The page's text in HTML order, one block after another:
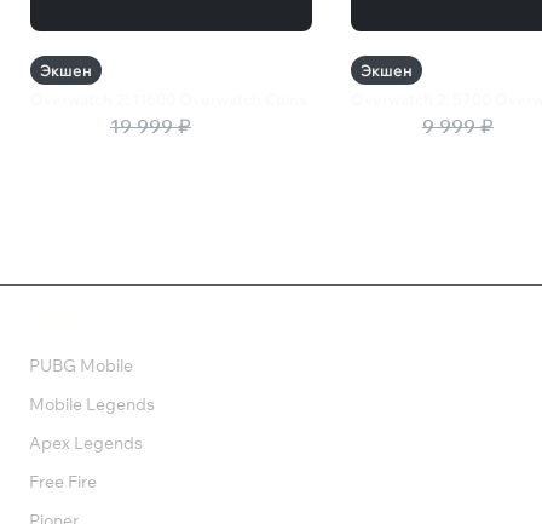
Экшен
19 999 ₽
Экшен
9 999 ₽
PUBG Mobile
Mobile Legends
Apex Legends
Free Fire